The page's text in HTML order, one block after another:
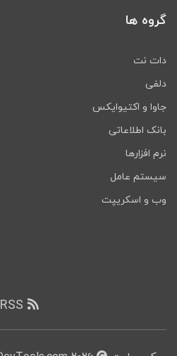
گروه ها
دات نت
دلفی
جاوا و اکتیوایکس
بانک اطلاعاتی
نرم افزارها
سیستم عامل
وب و اسکریپت